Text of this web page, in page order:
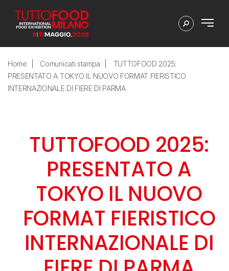
Home Comunicati stampa
TUTTOFOOD 2025:
PRESENTATO A TOKYO IL NUOVO FORMAT FIERISTICO
INTERNAZIONALE DI FIERE DI PARMA
TUTTOFOOD 2025:
PRESENTATO A
TOKYO IL NUOVO
FORMAT FIERISTICO
INTERNAZIONALE DI